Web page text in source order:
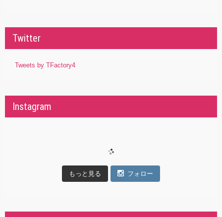
Twitter
Tweets by TFactory4
Instagram
もっと見る フォロー